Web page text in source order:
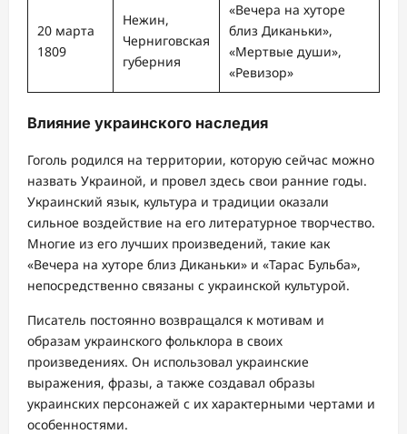
20 марта
1809
Нежин,
Черниговская
губерния
«Вечера на хуторе
близ Диканьки»,
«Мертвые души»,
«Ревизор»
Влияние украинского наследия
Гоголь родился на территории, которую сейчас можно
назвать Украиной, и провел здесь свои ранние годы.
Украинский язык, культура и традиции оказали
сильное воздействие на его литературное творчество.
Многие из его лучших произведений, такие как
«Вечера на хуторе близ Диканьки» и «Тарас Бульба»,
непосредственно связаны с украинской культурой.
Писатель постоянно возвращался к мотивам и
образам украинского фольклора в своих
произведениях. Он использовал украинские
выражения, фразы, а также создавал образы
украинских персонажей с их характерными чертами и
особенностями.